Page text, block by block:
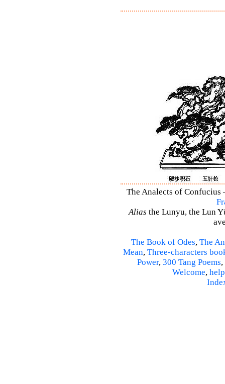
The Analects of Confucius
Alias the Lunyu, the Lun
The Book of Odes, The
Mean, Three-characters
Power, 300 Tang Poems,
Welcome, help